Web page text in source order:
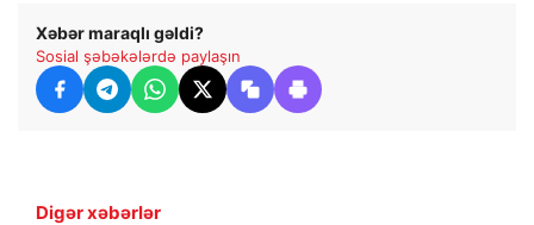
Xəbər maraqlı gəldi?
Sosial şəbəkələrdə paylaşın
Digər xəbərlər